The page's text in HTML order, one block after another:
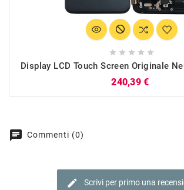
    
Display LCD Touch Screen Originale
240,39 €
chat Commenti (0)
edit Scrivi per primo una